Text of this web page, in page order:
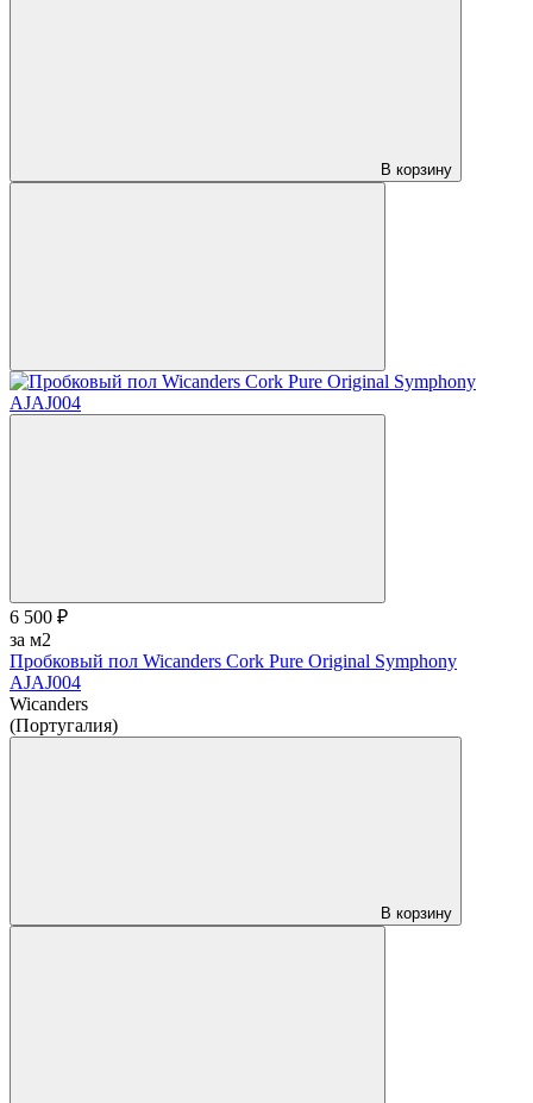
В корзину
6 500 ₽
за м2
Пробковый пол Wicanders Cork Pure Original Symphony
AJAJ004
Wicanders
(Португалия)
В корзину